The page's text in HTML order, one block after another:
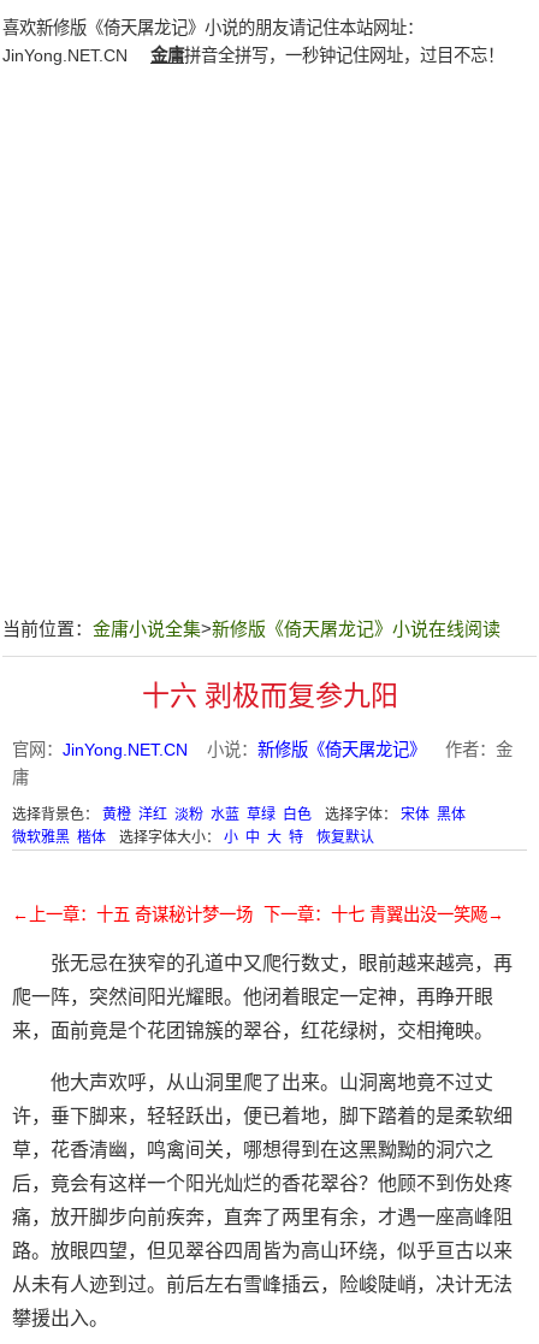
喜欢新修版《倚天屠龙记》小说的朋友请记住本站网址：
JinYong.NET.CN
金庸拼音全拼写，一秒钟记住网址，过目不忘！
当前位置： 金庸小说全集>新修版《倚天屠龙记》小说在线阅读
十六 剥极而复参九阳
官网： JinYong.NET.CN 小说： 新修版《倚天屠龙记》
作者：金
庸
选择背景色： 黄橙 洋红 淡粉 水蓝 草绿 白色 选择字体： 宋体 黑体
微软雅黑 楷体 选择字体大小： 小 中 大 特 恢复默认
←上一章：十五 奇谋秘计梦一场 下一章：十七 青翼出没一笑飏→
张无忌在狭窄的孔道中又爬行数丈，眼前越来越亮，再
爬一阵，突然间阳光耀眼。他闭着眼定一定神，再睁开眼
来，面前竟是个花团锦簇的翠谷，红花绿树，交相掩映。
他大声欢呼，从山洞里爬了出来。山洞离地竟不过丈
许，垂下脚来，轻轻跃出，便已着地，脚下踏着的是柔软细
草，花香清幽，鸣禽间关，哪想得到在这黑黝黝的洞穴之
后，竟会有这样一个阳光灿烂的香花翠谷？他顾不到伤处疼
痛，放开脚步向前疾奔，直奔了两里有余，才遇一座高峰阻
路。放眼四望，但见翠谷四周皆为高山环绕，似乎亘古以来
从未有人迹到过。前后左右雪峰插云，险峻陡峭，决计无法
攀援出入。